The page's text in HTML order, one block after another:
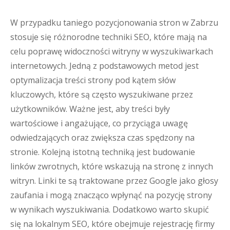
W przypadku taniego pozycjonowania stron w Zabrzu
stosuje się różnorodne techniki SEO, które mają na
celu poprawę widoczności witryny w wyszukiwarkach
internetowych. Jedną z podstawowych metod jest
optymalizacja treści strony pod kątem słów
kluczowych, które są często wyszukiwane przez
użytkowników. Ważne jest, aby treści były
wartościowe i angażujące, co przyciąga uwagę
odwiedzających oraz zwiększa czas spędzony na
stronie. Kolejną istotną techniką jest budowanie
linków zwrotnych, które wskazują na stronę z innych
witryn. Linki te są traktowane przez Google jako głosy
zaufania i mogą znacząco wpłynąć na pozycję strony
w wynikach wyszukiwania. Dodatkowo warto skupić
się na lokalnym SEO, które obejmuje rejestrację firmy